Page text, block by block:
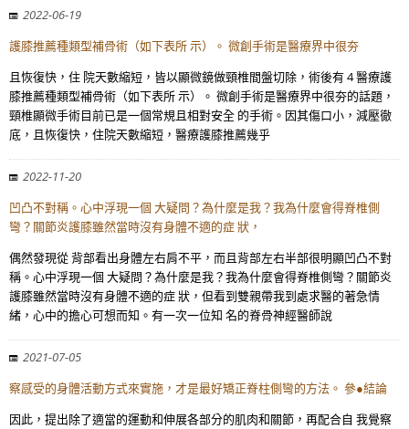
2022-06-19
護膝推薦種類型補骨術（如下表所 示）。 微創手術是醫療界中很夯
且恢復快，住 院天數縮短，皆以顯微鏡做頸椎間盤切除，術後有 4 醫療護
膝推薦種類型補骨術（如下表所 示）。 微創手術是醫療界中很夯的話題，
頸椎顯微手術目前已是一個常規且相對安全 的手術。因其傷口小，減壓徹
底，且恢復快，住院天數縮短，醫療護膝推薦幾乎
2022-11-20
凹凸不對稱。心中浮現一個 大疑問？為什麼是我？我為什麼會得脊椎側
彎？關節炎護膝雖然當時沒有身體不適的症 狀，
偶然發現從 背部看出身體左右肩不平，而且背部左右半部很明顯凹凸不對
稱。心中浮現一個 大疑問？為什麼是我？我為什麼會得脊椎側彎？關節炎
護膝雖然當時沒有身體不適的症 狀，但看到雙親帶我到處求醫的著急情
緒，心中的擔心可想而知。有一次一位知 名的脊骨神經醫師說
2021-07-05
察感受的身體活動方式來實施，才是最好矯正脊柱側彎的方法。 參●結論
因此，提出除了適當的運動和伸展各部分的肌肉和關節，再配合自 我覺察